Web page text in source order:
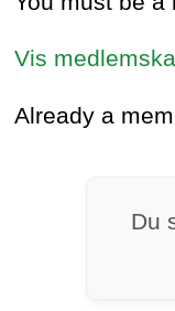
Vis
Already a
Du